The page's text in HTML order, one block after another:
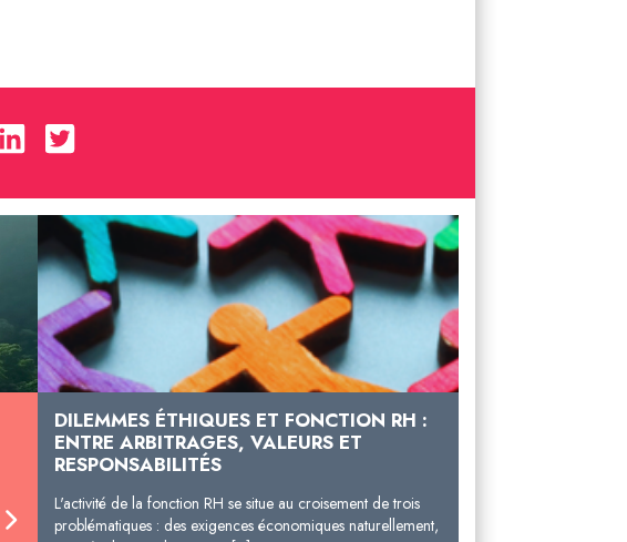
DILEMMES ÉTHIQUES ET FONCTION RH :
ENTRE ARBITRAGES, VALEURS ET
RESPONSABILITÉS
L'activité de la fonction RH se situe au croisement de trois
problématiques : des exigences économiques naturellement,